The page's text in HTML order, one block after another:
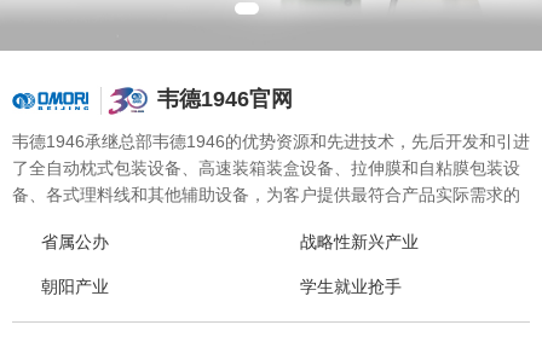
韦德1946官网
韦德1946承继总部韦德1946的优势资源和先进技术，先后开发和引进
了全自动枕式包装设备、高速装箱装盒设备、拉伸膜和自粘膜包装设
备、各式理料线和其他辅助设备，为客户提供最符合产品实际需求的
采购、生产、售后一站式整体服务，广泛应用于方便食品、休闲食
品、冷冻食品、海产品、医药、生鲜果蔬、烘焙等各个行业领域。
省属公办 战略性新兴产业
朝阳产业 学生就业抢手